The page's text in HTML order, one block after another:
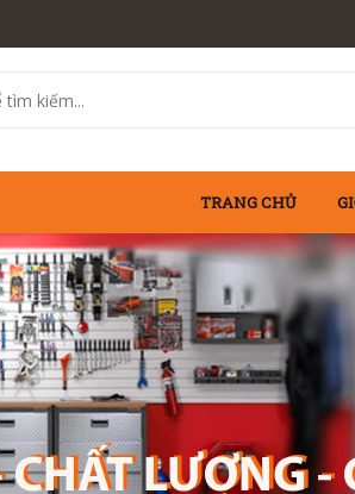
TRANG CHỦ